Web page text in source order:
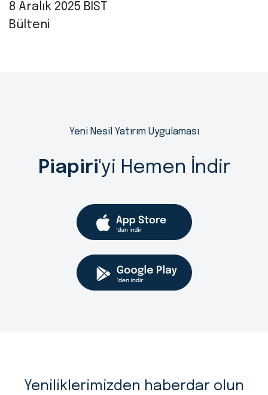
8 Aralık 2025 BIST
Bülteni
Yeni Nesil Yatırım Uygulaması
Piapiri'yi Hemen İndir
Yeniliklerimizden haberdar olun